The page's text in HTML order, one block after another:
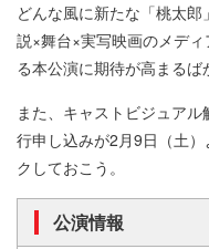
どんな風に新たな「桃太
説×舞台×実写映画のメデ
る本公演に期待が高まるば
また、キャストビジュアル
行申し込みが2月9日（土
クしておこう。
公演情報